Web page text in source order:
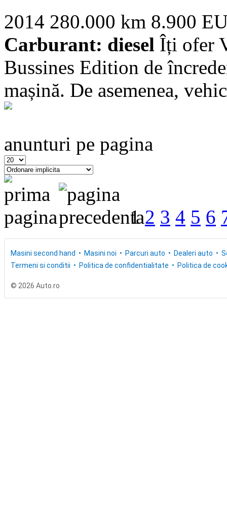
2014 280.000 km 8.900
Carburant: diesel Îți ofer
Bussines Edition de
mașină. De asemenea,
anunturi pe pagina
1 2 3 4 5 6
Masini second hand Masini noi Parcuri auto Dealeri auto
Termeni si conditii
Politica de confidentialitate Politica de
© 2026 Auto.ro